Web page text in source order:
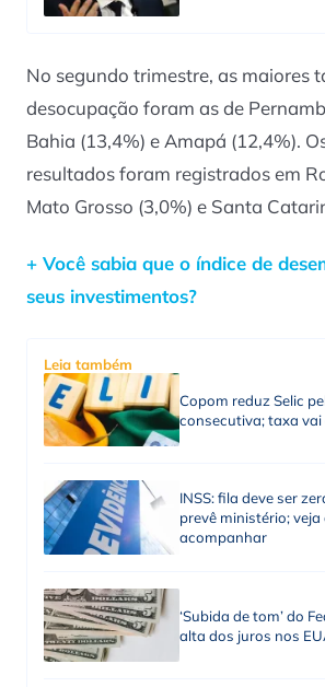
No segundo trimestre, as maiores
desocupação foram as de
Bahia (13,4%) e Amapá (12,4%).
resultados foram registrados em
Mato Grosso (3,0%) e Santa
+ Você sabia que o índice de
seus investimentos?
Leia também
Copom reduz Selic
consecutiva; taxa vai
INSS: fila deve ser
prevê ministério; veja
acompanhar
‘Subida de tom’ do
alta dos juros nos